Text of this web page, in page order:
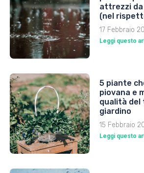
attrezzi da
(nel
17 Febbraio
Leggi questo
5 piante
piovana e
qualità del
giardino
15 Febbraio
Leggi questo